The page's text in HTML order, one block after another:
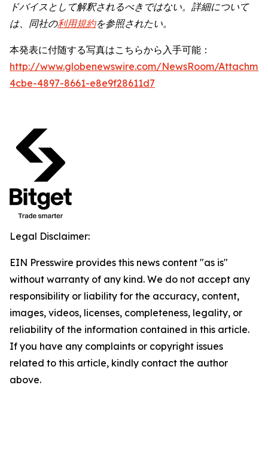
ドバイスとして解釈されるべきではない。詳細について
は、同社の利用規約を参照されたい。
本発表に付随する写真はこちらから入手可能：
http://www.globenewswire.com/NewsRoom/
4cbe-4897-8661-e8e9f28611d7
Legal Disclaimer:
EIN Presswire provides this news content "as is"
without warranty of any kind. We do not accept any
responsibility or liability for the accuracy, content,
images, videos, licenses, completeness, legality, or
reliability of the information contained in this article.
If you have any complaints or copyright issues
related to this article, kindly contact the author
above.